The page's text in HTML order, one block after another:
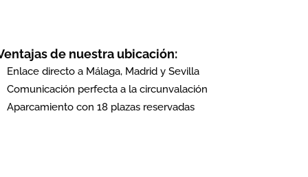
de nuestra ubicación:
Enlace directo a Málaga, Madrid y Sevilla
Comunicación perfecta a la circunvalación
Aparcamiento con 18 plazas reservadas